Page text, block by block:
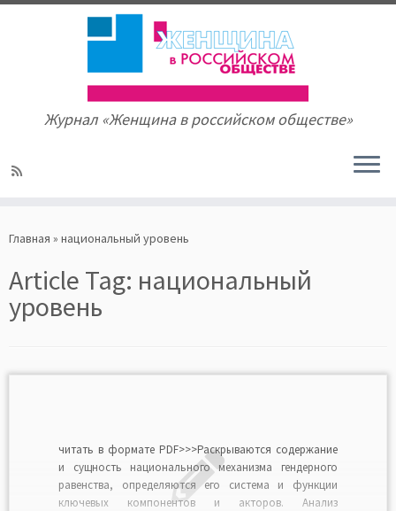
to
Журнал «Женщина в российском обществе»
Главная » национальный уровень
Article Tag: национальный
уровень
читать в формате PDF>>>Раскрываются содержание
и сущность национального механизма гендерного
равенства, определяются его система и функции
ключевых компонентов и акторов. Анализ